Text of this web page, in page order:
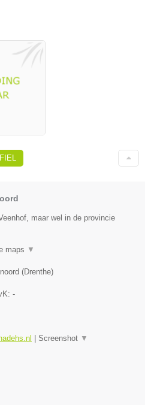
maar wel in de provincie
maps ▼
(Drenthe)
-
| Screenshot ▼